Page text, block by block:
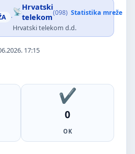
·
Hrvatski
telekom(098) Statistika mreže
Hrvatski telekom d.d.
17:15
0
OK